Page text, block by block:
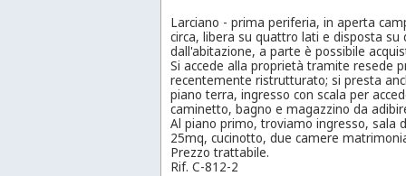
Larciano - prima periferia, in aperta
circa, libera su quattro lati e disposta
dall'abitazione, a parte è possibile
Si accede alla proprietà tramite resede
recentemente ristrutturato; si presta
piano terra, ingresso con scala per
caminetto, bagno e magazzino da
Al piano primo, troviamo ingresso, sala
25mq, cucinotto, due camere
Prezzo trattabile.
Rif. C-812-2